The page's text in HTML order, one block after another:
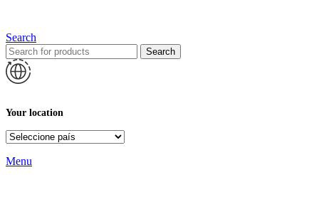
Search
Search
Your location
Menu